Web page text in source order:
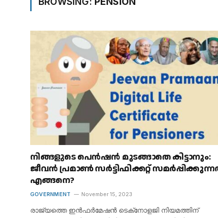
നിങ്ങളുടെ പെൻഷൻ മുടങ്ങാതെ കിട്ടാനും:
ജീവൻ പ്രമാൺ സർട്ടിഫിക്കറ്റ്
എങ്ങനെ?
GOVERNMENT November 15, 2023
രാജ്യത്തെ ഇൻഫർമേഷൻ ടെക്‌നോളജി നിയമത്തിന്